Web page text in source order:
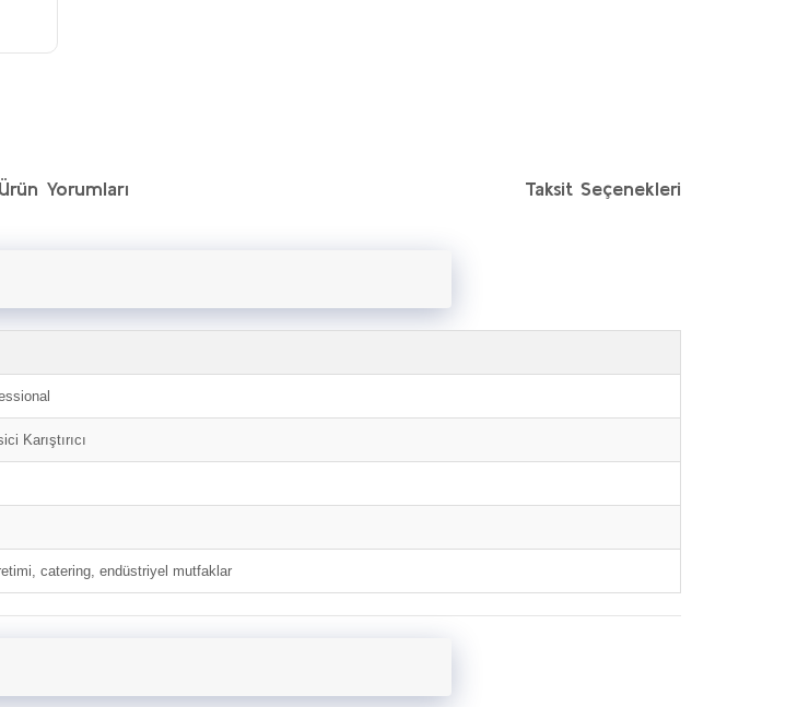
Ürün Yorumları Taksit Seçenekleri
Karıştırıcı
catering, endüstriyel mutfaklar